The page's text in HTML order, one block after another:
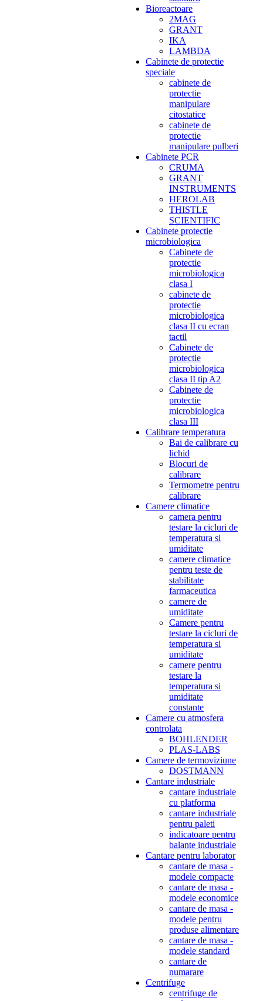
Bioreactoare
2MAG
GRANT
IKA
LAMBDA
Cabinete de protectie
speciale
cabinete de
protectie
manipulare
citostatice
cabinete de
protectie
manipulare pulberi
Cabinete PCR
CRUMA
GRANT
INSTRUMENTS
HEROLAB
THISTLE
SCIENTIFIC
Cabinete protectie
microbiologica
Cabinete de
protectie
microbiologica
clasa I
cabinete de
protectie
microbiologica
clasa II cu ecran
tactil
Cabinete de
protectie
microbiologica
clasa II tip A2
Cabinete de
protectie
microbiologica
clasa III
Calibrare temperatura
Bai de calibrare cu
lichid
Blocuri de
calibrare
Termometre pentru
calibrare
Camere climatice
camera pentru
testare la cicluri de
temperatura si
umiditate
camere climatice
pentru teste de
stabilitate
farmaceutica
camere de
umiditate
Camere pentru
testare la cicluri de
temperatura si
umiditate
camere pentru
testare la
temperatura si
umiditate
constante
Camere cu atmosfera
controlata
BOHLENDER
PLAS-LABS
Camere de termoviziune
DOSTMANN
Cantare industriale
cantare industriale
cu platforma
cantare industriale
pentru paleti
indicatoare pentru
balante industriale
Cantare pentru laborator
cantare de masa -
modele compacte
cantare de masa -
modele economice
cantare de masa -
modele pentru
produse alimentare
cantare de masa -
modele standard
cantare de
numarare
Centrifuge
centrifuge de